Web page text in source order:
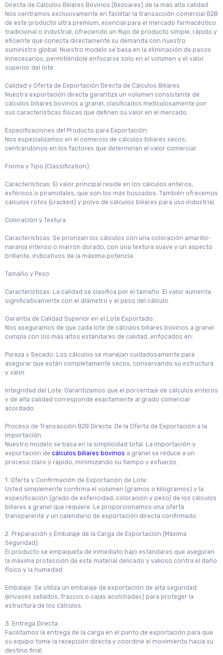
Directa de Cálculos Biliares Bovinos (Bezoares) de la más alta calidad.
Nos centramos exclusivamente en facilitar la transacción comercial B2B
de este producto ultra premium, esencial para el mercado farmacéutico
tradicional o industrial, ofreciendo un flujo de producto simple, rápido y
eficiente que conecta directamente su demanda con nuestro
suministro global. Nuestro modelo se basa en la eliminación de pasos
innecesarios, permitiéndole enfocarse solo en el volumen y el valor
superior del lote.
Calidad y Oferta de Exportación Directa de Cálculos Biliares
Nuestra exportación directa garantiza un volumen consistente de
cálculos biliares bovinos a granel, clasificados meticulosamente por
sus características físicas que definen su valor en el mercado.
Especificaciones del Producto para Exportación:
Nos especializamos en el comercio de cálculos biliares secos,
centrándonos en los factores que determinan el valor comercial:
Forma y Tipo (Classification):
Características: El valor principal reside en los cálculos enteros,
esféricos o piramidales, que son los más buscados. También ofrecemos
cálculos rotos (cracked) y polvo de cálculos biliares para uso industrial.
Coloración y Textura:
Características: Se priorizan los cálculos con una coloración amarillo-
naranja intenso o marrón dorado, con una textura suave y un aspecto
brillante, indicativos de la máxima potencia.
Tamaño y Peso:
Características: La calidad se clasifica por el tamaño. El valor aumenta
significativamente con el diámetro y el peso del cálculo.
Garantía de Calidad Superior en el Lote Exportado:
Nos aseguramos de que cada lote de cálculos biliares bovinos a granel
cumpla con los más altos estándares de calidad, enfocados en:
Pureza y Secado: Los cálculos se manejan cuidadosamente para
asegurar que están completamente secos, conservando su estructura
y valor.
Integridad del Lote: Garantizamos que el porcentaje de cálculos enteros
y de alta calidad corresponde exactamente al grado comercial
acordado.
Proceso de Transacción B2B Directa: De la Oferta de Exportación a la
Importación
Nuestro modelo se basa en la simplicidad total. La importación y
exportación de cálculos biliares bovinos a granel se reduce a un
proceso claro y rápido, minimizando su tiempo y esfuerzo.
1. Oferta y Confirmación de Exportación de Lote:
Usted simplemente confirma el volumen (gramos o kilogramos) y la
especificación (grado de esfericidad, coloración y peso) de los cálculos
biliares a granel que requiere. Le proporcionamos una oferta
transparente y un calendario de exportación directa confirmado.
2. Preparación y Embalaje de la Carga de Exportación (Máxima
Seguridad):
El producto se empaqueta de inmediato bajo estándares que aseguran
la máxima protección de este material delicado y valioso contra el daño
físico y la humedad.
Embalaje: Se utiliza un embalaje de exportación de alta seguridad
(envases sellados, frascos o cajas acolchadas) para proteger la
estructura de los cálculos.
3. Entrega Directa:
Facilitamos la entrega de la carga en el punto de exportación para que
su equipo tome la recepción directa y coordine el movimiento hacia su
destino final.